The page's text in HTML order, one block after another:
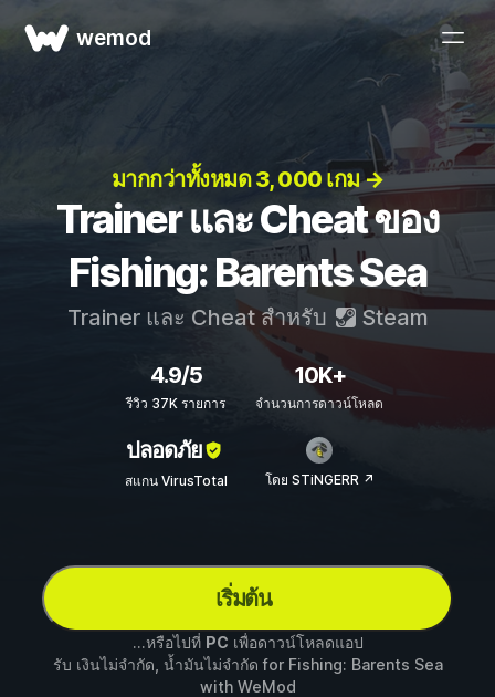
wemod
มากกว่าทั้งหมด 3, 000 เกม →
Trainer และ Cheat ของ
Fishing: Barents Sea
Trainer และ Cheat สำหรับ Steam
4.9/5
รีวิว 37K รายการ
10K+
จำนวนการดาวน์โหลด
ปลอดภัย
สแกน VirusTotal โดย STiNGERR ↗
เริ่มต้น
...หรือไปที่ PC เพื่อดาวน์โหลดแอป
รับ เงินไม่จำกัด, น้ำมันไม่จำกัด for Fishing: Barents Sea
with WeMod